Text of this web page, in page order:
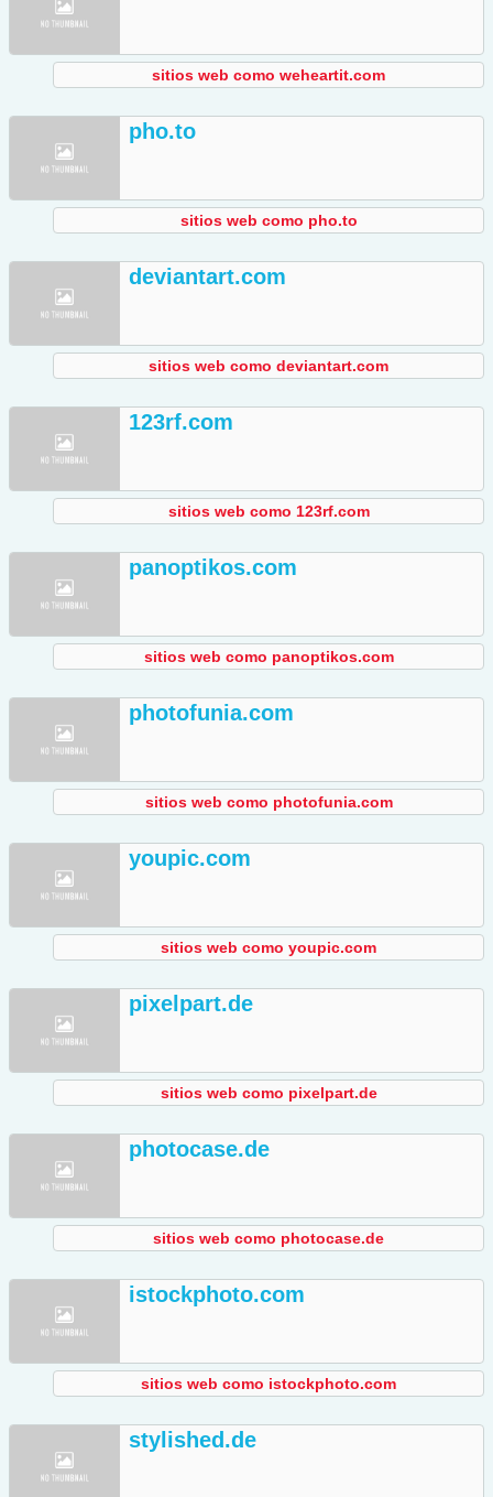
sitios web como weheartit.com
pho.to
sitios web como pho.to
deviantart.com
sitios web como deviantart.com
123rf.com
sitios web como 123rf.com
panoptikos.com
sitios web como panoptikos.com
photofunia.com
sitios web como photofunia.com
youpic.com
sitios web como youpic.com
pixelpart.de
sitios web como pixelpart.de
photocase.de
sitios web como photocase.de
istockphoto.com
sitios web como istockphoto.com
stylished.de